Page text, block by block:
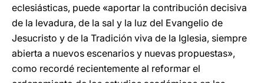
eclesiásticas, puede «aportar la contribución decisiva
de la levadura, de la sal y la luz del Evangelio de
Jesucristo y de la Tradición viva de la Iglesia, siempre
abierta a nuevos escenarios y nuevas propuestas»,
como recordé recientemente al reformar el